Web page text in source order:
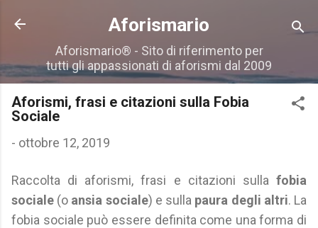
Passa ai contenuti principali
Aforismario
Aforismario® - Sito di riferimento per
tutti gli appassionati di aforismi dal 2009
Aforismi, frasi e citazioni sulla Fobia
Sociale
- ottobre 12, 2019
Raccolta di aforismi, frasi e citazioni sulla fobia
sociale (o ansia sociale) e sulla paura degli altri. La
fobia sociale può essere definita come una forma di